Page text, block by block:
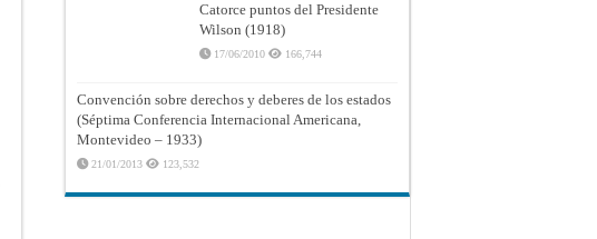
Catorce puntos del Presidente
Wilson (1918)
17/06/2010 166,744
Convención sobre derechos y deberes de los estados
(Séptima Conferencia Internacional Americana,
Montevideo – 1933)
21/01/2013 123,532